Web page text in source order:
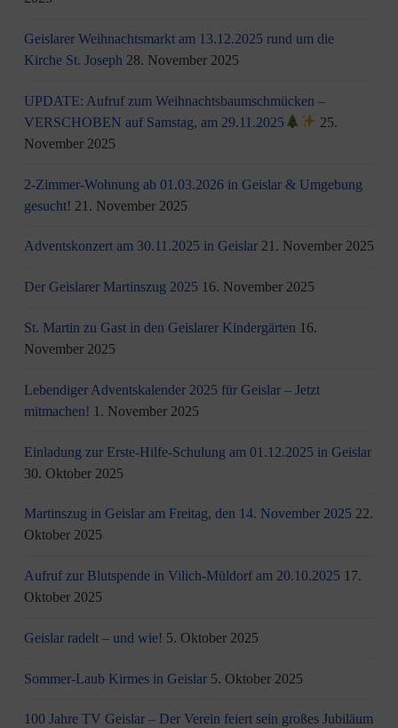
Geislarer Weihnachtsmarkt am 13.12.2025 rund um die
Kirche St. Joseph 28. November 2025
UPDATE: Aufruf zum Weihnachtsbaumschmücken –
VERSCHOBEN auf Samstag, am 29.11.2025
25.
November 2025
2-Zimmer-Wohnung ab 01.03.2026 in Geislar & Umgebung
gesucht! 21. November 2025
Adventskonzert am 30.11.2025 in Geislar 21. November 2025
Der Geislarer Martinszug 2025 16. November 2025
St. Martin zu Gast in den Geislarer Kindergärten 16.
November 2025
Lebendiger Adventskalender 2025 für Geislar – Jetzt
mitmachen! 1. November 2025
Einladung zur Erste-Hilfe-Schulung am 01.12.2025 in Geislar
30. Oktober 2025
Martinszug in Geislar am Freitag, den 14. November 2025 22.
Oktober 2025
Aufruf zur Blutspende in Vilich-Müldorf am 20.10.2025 17.
Oktober 2025
Geislar radelt – und wie! 5. Oktober 2025
Sommer-Laub Kirmes in Geislar 5. Oktober 2025
100 Jahre TV Geislar – Der Verein feiert sein großes Jubiläum